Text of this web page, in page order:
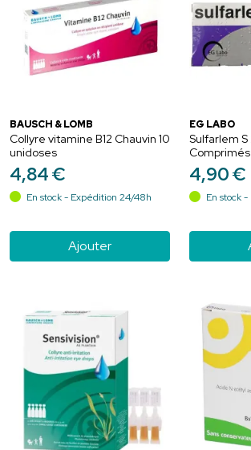
BAUSCH & LOMB
Collyre vitamine B12 Chauvin 10
unidoses
4,84€
En stock - Expédition 24/48h
Ajouter
EG LABO
Sulfarlem
des yeux
4,90€
En stock